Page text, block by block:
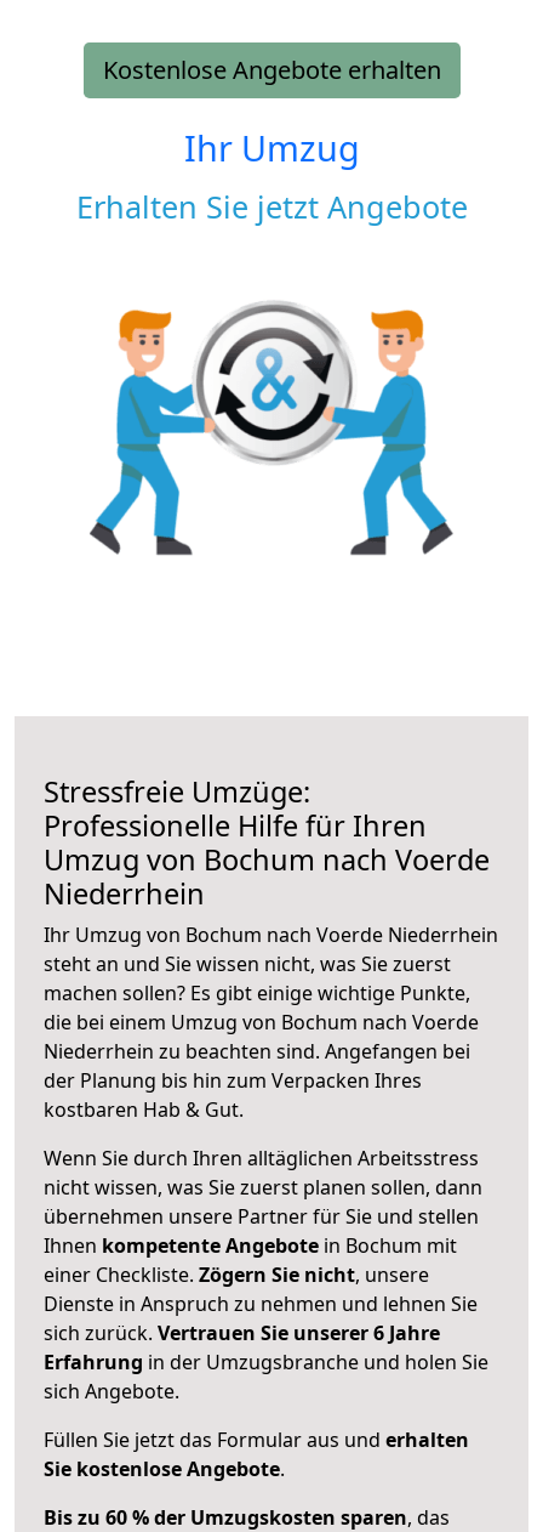
Kostenlose Angebote erhalten
Ihr Umzug
Erhalten Sie jetzt Angebote
Stressfreie Umzüge:
Professionelle Hilfe für Ihren
Umzug von Bochum nach Voerde
Niederrhein
Ihr Umzug von Bochum nach Voerde Niederrhein
steht an und Sie wissen nicht, was Sie zuerst
machen sollen? Es gibt einige wichtige Punkte,
die bei einem Umzug von Bochum nach Voerde
Niederrhein zu beachten sind. Angefangen bei
der Planung bis hin zum Verpacken Ihres
kostbaren Hab & Gut.
Wenn Sie durch Ihren alltäglichen Arbeitsstress
nicht wissen, was Sie zuerst planen sollen, dann
übernehmen unsere Partner für Sie und stellen
Ihnen kompetente Angebote in Bochum mit
einer Checkliste. Zögern Sie nicht, unsere
Dienste in Anspruch zu nehmen und lehnen Sie
sich zurück. Vertrauen Sie unserer 6 Jahre
Erfahrung in der Umzugsbranche und holen Sie
sich Angebote.
Füllen Sie jetzt das Formular aus und erhalten
Sie kostenlose Angebote.
Bis zu 60 % der Umzugskosten sparen, das